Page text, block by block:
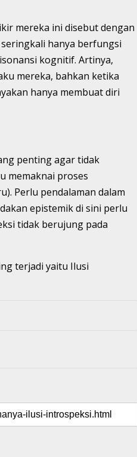
mereka ini disebut dengan
hanya berfungsi
kognitif. Artinya,
mereka, bahkan ketika
hanya membuat diri
penting agar tidak
memaknai proses
Perlu pendalaman dalam
epistemik di sini perlu
tidak berujung pada
terjadi yaitu Ilusi